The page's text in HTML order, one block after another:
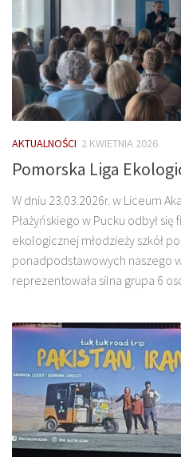
AKTUALNOŚCI 2 KWIETNIA 2026
Pomorska Liga
W dniu 23.03.2026r. w Liceum
Płażyńskiego w Pucku odbył się
ekologicznej młodzieży szkół
ponadpodstawowych naszego
reprezentowała silna grupa 6